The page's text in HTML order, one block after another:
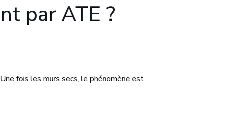
par ATE ?
fois les murs secs, le phénomène est